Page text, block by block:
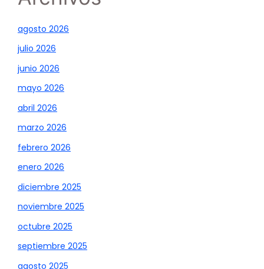
agosto 2026
julio 2026
junio 2026
mayo 2026
abril 2026
marzo 2026
febrero 2026
enero 2026
diciembre 2025
noviembre 2025
octubre 2025
septiembre 2025
agosto 2025